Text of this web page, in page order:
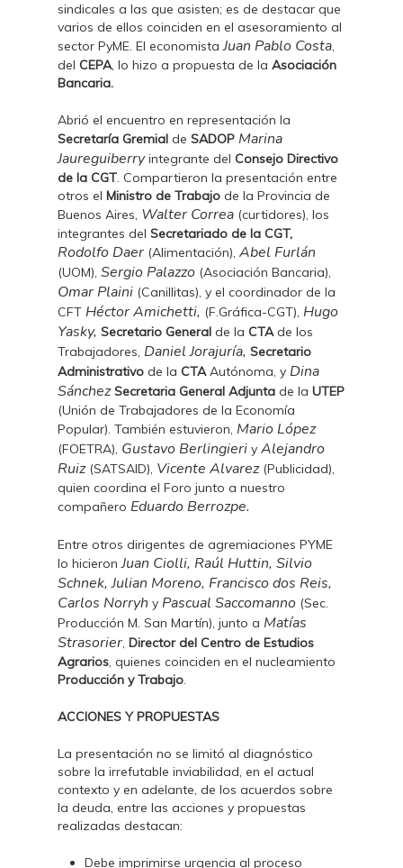
sindicales a las que asisten; es de destacar que
varios de ellos coinciden en el asesoramiento al
sector PyME. El economistaJuan Pablo Costa,
delCEPA, lo hizo a propuesta de laAsociación
Bancaria.
Abrió el encuentro en representación la
Secretaría Gremial deSADOP Marina
Jaureguiberryintegrante delConsejo Directivo
de la CGT. Compartieron la presentación entre
otros elMinistro de Trabajo de la Provincia de
Buenos Aires, Walter Correa (curtidores), los
integrantes delSecretariado de la CGT,
Rodolfo Daer (Alimentación),Abel Furlán
(UOM),Sergio Palazzo (Asociación Bancaria),
Omar Plaini (Canillitas), y el coordinador de la
CFT Héctor Amichetti, (F.Gráfica-CGT), Hugo
Yasky, Secretario General de laCTAde los
Trabajadores, Daniel Jorajuría, Secretario
Administrativo de laCTAAutónoma, y Dina
Sánchez Secretaria General Adjunta de laUTEP
(Unión de Trabajadores de la Economía
Popular). También estuvieron, Mario López
(FOETRA), Gustavo Berlingieri yAlejandro
Ruiz(SATSAID), Vicente Alvarez(Publicidad),
quien coordina el Foro junto a nuestro
compañero Eduardo Berrozpe.
Entre otros dirigentes de agremiaciones PYME
lo hicieronJuan Ciolli, Raúl Huttin, Silvio
Schnek, Julian Moreno, Francisco dos Reis,
Carlos Norryh y Pascual Saccomanno (Sec.
Producción M. San Martín), junto a Matías
Strasorier,Director del Centro de Estudios
Agrarios, quienes coinciden en el nucleamiento
Producción y Trabajo.
ACCIONES Y PROPUESTAS
La presentación no se limitó al diagnóstico
sobre la irrefutable inviabilidad, en el actual
contexto y en adelante, de los acuerdos sobre
la deuda, entre las acciones y propuestas
realizadas destacan:
Debe imprimirse urgencia al proceso